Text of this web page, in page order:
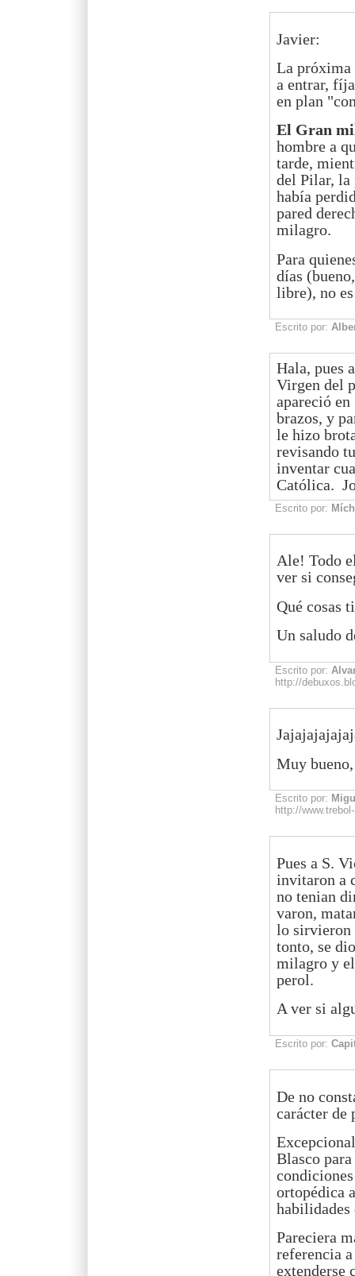
Javier:
La próxima
a entrar,
en plan
El Gran
hombre a
tarde,
del Pilar, la
había
pared
milagro.
Para
días
libre), no
Escrito por:
Hala, pues
Virgen del
apareció
brazos, y
le hizo
revisando
inventar
Católica.
Escrito por:
Ale! Todo
ver si
Qué cosas
Un saludo
Escrito por:
http://
Muy
Escrito por:
http://
Pues a S.
invitaron a
no tenian
varon,
lo sirvieron
tonto, se
milagro y
perol.
A ver si
Escrito por:
De no
carácter de
Blasco
ortopédica
habilidades
Pareciera
referencia
extenderse